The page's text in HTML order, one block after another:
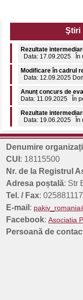
Ştiri
Rezultate
Data: 17.09.2025 În
Modificare în cadrul
Data: 12.09.2025
Anunț concurs de
Data: 11.09.2025 În
Rezultate
Data: 19.06.2025 În
Comunicat de presă:
Rezultate finale
Data: 18.09.2025 În
Denumire
CUI : 18115500
Nr. de la Registrul
Adresa poștală: Str
Tel. / Fax:
E-mail :
Facebook: Asociatia
Persoană de